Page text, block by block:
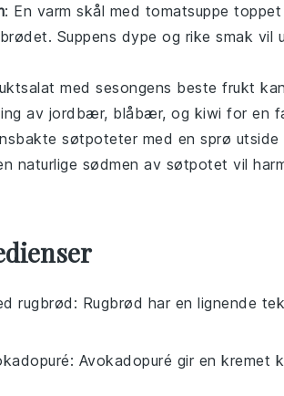
: En varm skål med tomatsuppe toppet
Suppens dype og rike smak vil
med sesongens beste frukt
av jordbær, blåbær, og kiwi for en
søtpoteter med en sprø
naturlige sødmen av søtpotet vil
rugbrød : Rugbrød har en lignende
: Avokadopuré gir en kremet